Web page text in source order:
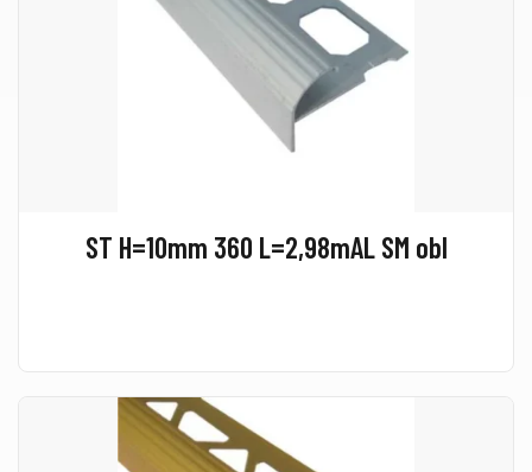
ST H=10mm 360 L=2,98mAL SM obl